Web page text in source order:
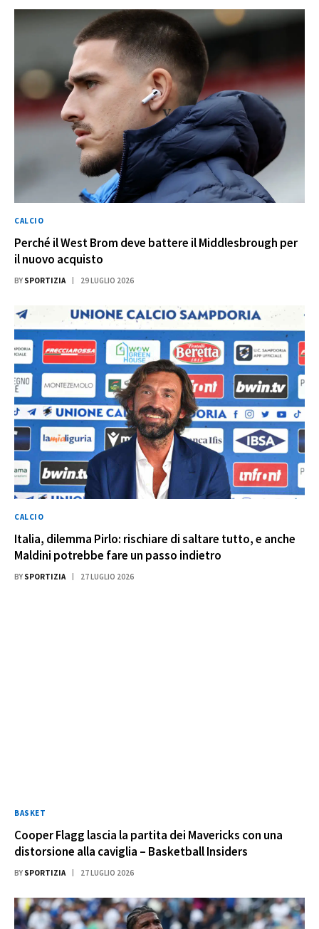
CALCIO
Perché il West Brom deve battere il Middlesbrough per
il nuovo acquisto
BY SPORTIZIA 29 LUGLIO 2026
CALCIO
Italia, dilemma Pirlo: rischiare di saltare tutto, e anche
Maldini potrebbe fare un passo indietro
BY SPORTIZIA 27 LUGLIO 2026
BASKET
Cooper Flagg lascia la partita dei Mavericks con una
distorsione alla caviglia – Basketball Insiders
BY SPORTIZIA 27 LUGLIO 2026